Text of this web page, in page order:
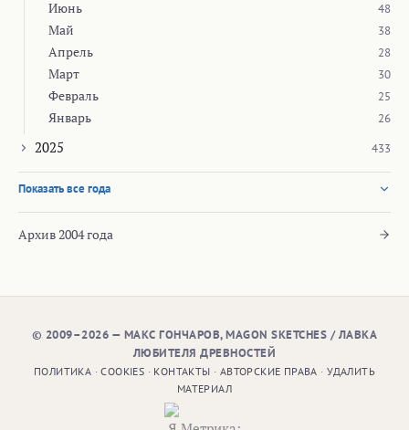
Июнь 48
Май 38
Апрель 28
Март 30
Февраль 25
Январь 26
2025 433
Показать все года
Архив 2004 года
© 2009–2026 — МАКС ГОНЧАРОВ, MAGON SKETCHES / ЛАВКА
ЛЮБИТЕЛЯ ДРЕВНОСТЕЙ
ПОЛИТИКА ·COOKIES · КОНТАКТЫ · АВТОРСКИЕ ПРАВА ·УДАЛИТЬ
МАТЕРИАЛ